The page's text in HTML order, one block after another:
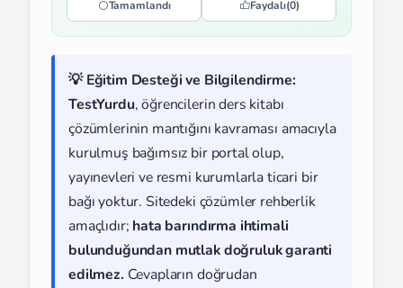
Tamamlandı Faydalı(0)
💡 Eğitim Desteği ve Bilgilendirme:
TestYurdu, öğrencilerin ders kitabı
çözümlerinin mantığını kavraması amacıyla
kurulmuş bağımsız bir portal olup,
yayınevleri ve resmi kurumlarla ticari bir
bağı yoktur. Sitedeki çözümler rehberlik
amaçlıdır; hata barındırma ihtimali
bulunduğundan mutlak doğruluk garanti
edilmez. Cevapların doğrudan